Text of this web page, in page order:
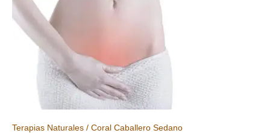
Terapias Naturales / Coral Caballero Sedano